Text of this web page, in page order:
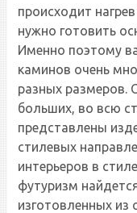
происходит
нужно готовить
Именно поэтому
каминов очень
разных размеров.
больших, во всю
представлены
стилевых
интерьеров в
футуризм
изготовленных из